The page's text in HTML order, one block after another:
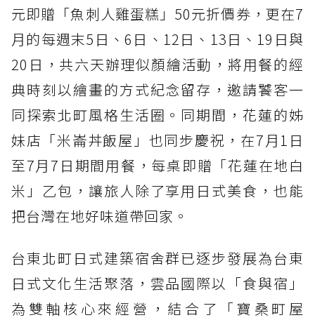
元即贈「魚刺人雞蛋糕」50元折價券，更在7
月的每週末5日、6日、12日、13日、19日與
20日，共六天辦理似顏繪活動，將用餐的經
典時刻以繪畫的方式紀念留存，邀請饕客一
同探索北町風格生活圈。同期間，花蓮的姊
妹店「米崙丼飯屋」也同步慶祝，在7月1日
至7月7日期間用餐，每桌即贈「花蓮在地白
米」乙包，讓旅人除了享用日式美食，也能
把台灣在地好味道帶回家。
台東北町日式建築宿舍群已逐步發展為台東
日式文化生活聚落，雲品國際以「食與宿」
為雙軸核心來經營，結合了「寶桑町屋